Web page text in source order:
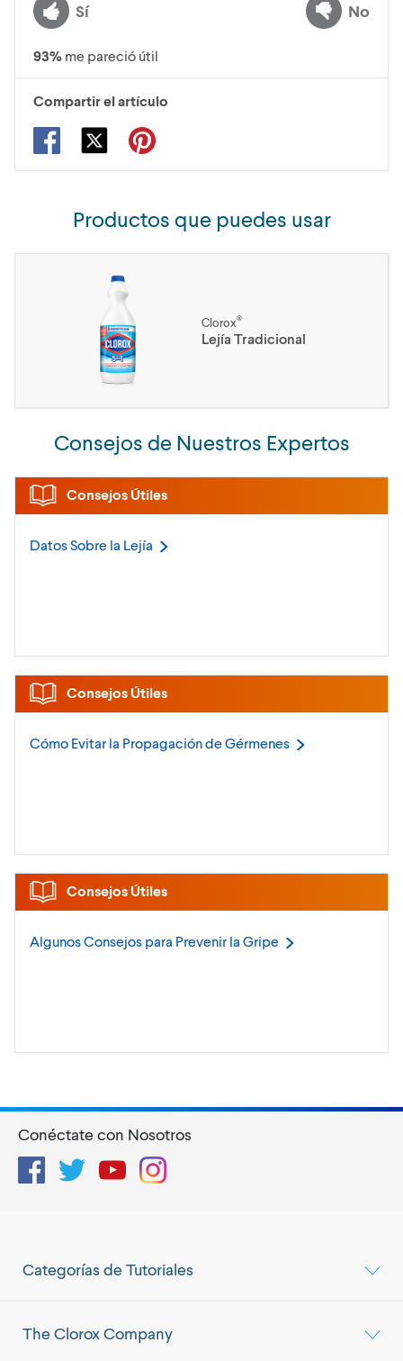
Sí No
93% me pareció útil
Compartir el artículo
Productos que puedes usar
Clorox®
Lejía Tradicional
Consejos de Nuestros Expertos
Consejos Útiles
Datos Sobre la Lejía
Consejos Útiles
Cómo Evitar la Propagación de Gérmenes
Consejos Útiles
Algunos Consejos para Prevenir la Gripe
Categorías de Tutoriales
The Clorox Company
Conéctate con Nosotros
FacebookTwitterYouTubeInstagram